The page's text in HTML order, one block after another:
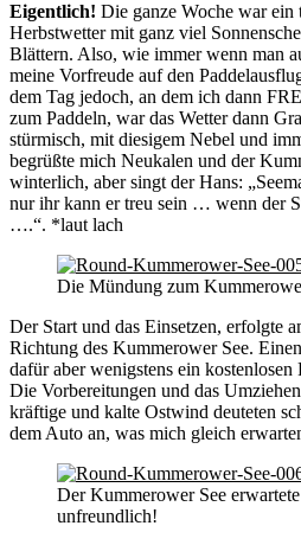
Eigentlich! Die ganze Woche war ein
Herbstwetter mit ganz viel
Blättern. Also, wie immer wenn man
meine Vorfreude auf den
dem Tag jedoch, an dem ich dann
zum Paddeln, war das Wetter dann
stürmisch, mit diesigem Nebel und
begrüßte mich Neukalen und der
winterlich, aber singt der Hans:
nur ihr kann er treu sein … wenn der
….“. *laut lach
Die Mündung zum
Der Start und das Einsetzen, erfolgte
Richtung des Kummerower See.
dafür aber wenigstens ein kostenlosen
Die Vorbereitungen und das
kräftige und kalte Ostwind deuteten
dem Auto an, was mich gleich
Der Kummerower See
unfreundlich!